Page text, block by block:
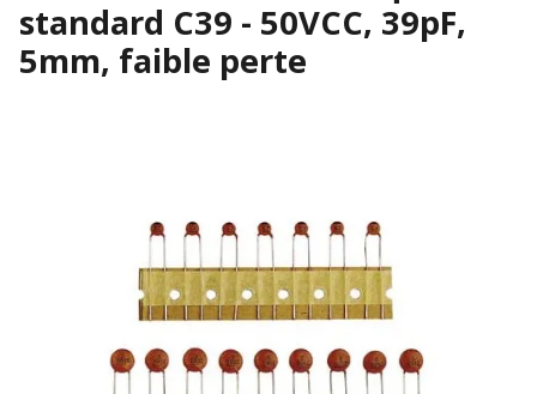
standard C39 - 50VCC, 39pF,
5mm, faible perte